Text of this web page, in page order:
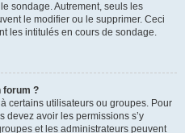
sondage. Autrement, seuls les
le modifier ou le supprimer. Ceci
les intitulés en cours de sondage.
forum ?
certains utilisateurs ou groupes. Pour
devez avoir les permissions s’y
et les administrateurs peuvent